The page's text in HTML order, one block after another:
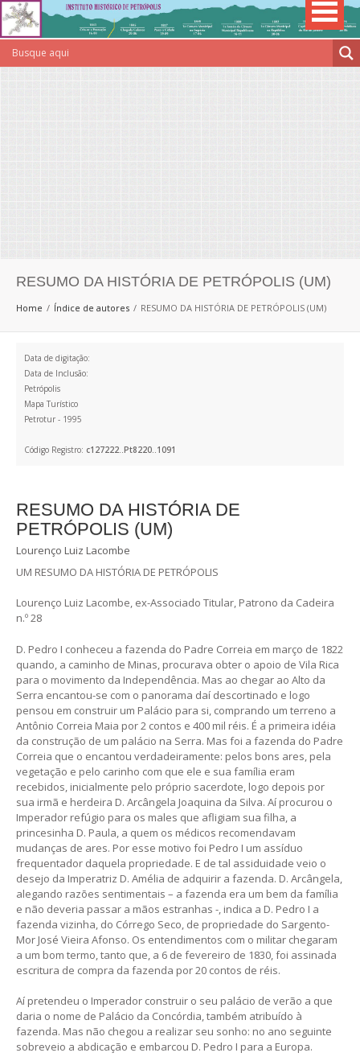
RESUMO DA HISTÓRIA DE PETRÓPOLIS (UM)
Home Índice de autores RESUMO DA HISTÓRIA DE PETRÓPOLIS (UM)
Data de digitação:
Data de Inclusão:
Petrópolis
Mapa Turístico
Petrotur - 1995
Código Registro: c127222..Pt8220..1091
RESUMO DA HISTÓRIA DE
PETRÓPOLIS (UM)
Lourenço Luiz Lacombe
UM RESUMO DA HISTÓRIA DE PETRÓPOLIS
Lourenço Luiz Lacombe, ex-Associado Titular, Patrono da Cadeira
n.º 28
D. Pedro I conheceu a fazenda do Padre Correia em março de 1822
quando, a caminho de Minas, procurava obter o apoio de Vila Rica
para o movimento da Independência. Mas ao chegar ao Alto da
Serra encantou-se com o panorama daí descortinado e logo
pensou em construir um Palácio para si, comprando um terreno a
Antônio Correia Maia por 2 contos e 400 mil réis. É a primeira idéia
da construção de um palácio na Serra. Mas foi a fazenda do Padre
Correia que o encantou verdadeiramente: pelos bons ares, pela
vegetação e pelo carinho com que ele e sua família eram
recebidos, inicialmente pelo próprio sacerdote, logo depois por
sua irmã e herdeira D. Arcângela Joaquina da Silva. Aí procurou o
Imperador refúgio para os males que afligiam sua filha, a
princesinha D. Paula, a quem os médicos recomendavam
mudanças de ares. Por esse motivo foi Pedro I um assíduo
frequentador daquela propriedade. E de tal assiduidade veio o
desejo da Imperatriz D. Amélia de adquirir a fazenda. D. Arcângela,
alegando razões sentimentais – a fazenda era um bem da família
e não deveria passar a mãos estranhas -, indica a D. Pedro I a
fazenda vizinha, do Córrego Seco, de propriedade do Sargento-
Mor José Vieira Afonso. Os entendimentos com o militar chegaram
a um bom termo, tanto que, a 6 de fevereiro de 1830, foi assinada
escritura de compra da fazenda por 20 contos de réis.
Aí pretendeu o Imperador construir o seu palácio de verão a que
daria o nome de Palácio da Concórdia, também atribuído à
fazenda. Mas não chegou a realizar seu sonho: no ano seguinte
sobreveio a abdicação e embarcou D. Pedro I para a Europa.